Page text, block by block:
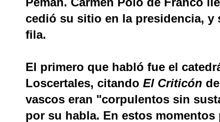
cedió su sitio en la presidencia, y
fila.
El primero que habló fue el
Loscertales, citando El Criticón
vascos eran "corpulentos sin
por su habla. En estos momentos